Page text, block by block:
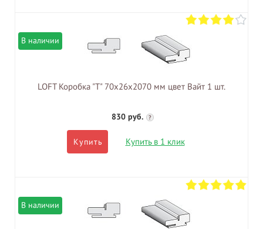
В наличии
LOFT Коробка "Т" 70х26х2070 мм цвет Вайт 1 шт.
830 руб. ?
Купить Купить в 1 клик
В наличии